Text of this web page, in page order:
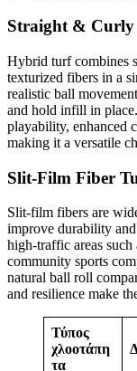
Straight &
Hybrid turf combines
texturized fibers in a
realistic ball
and hold infill in
playability, enhanced
making it a versatile
Slit-Film Fiber
Slit-film fibers are
improve durability
high-traffic areas
community sports
natural ball roll
and resilience make
Τύπος
χλοοτάπη
τα